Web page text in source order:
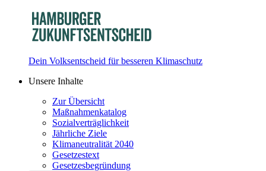
Dein Volksentscheid für besseren Klimaschutz
Unsere Inhalte
Zur Übersicht
Maßnahmenkatalog
Sozialverträglichkeit
Jährliche Ziele
Klimaneutralität 2040
Gesetzestext
Gesetzesbegründung